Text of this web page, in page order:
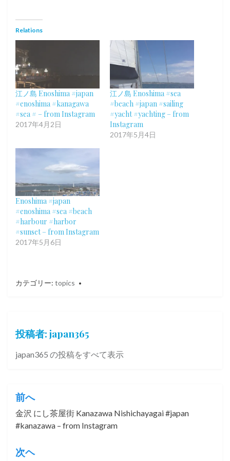
Relations
江ノ島 Enoshima #japan
#enoshima #kanagawa
#sea # – from Instagram
2017年4月2日
江ノ島 Enoshima #sea
#beach #japan #sailing
#yacht #yachting – from
Instagram
2017年5月4日
Enoshima #japan
#enoshima #sea #beach
#harbour #harbor
#sunset – from Instagram
2017年5月6日
カテゴリー: topics
投稿者:japan365
japan365 の投稿をすべて表示
投
稿
ナ
ビ
前へ
金沢 にし茶屋街 Kanazawa Nishichayagai #japan
#kanazawa – from Instagram
次ヘ